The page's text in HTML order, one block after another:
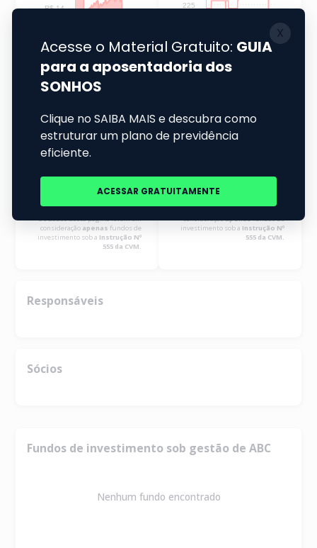
R$ 4 mi
R$ 8 mi
mi
R$ 14
consideração apenas fundos de
investimento sob a Instrução Nº
555 da CVM.
0
50
75
150
175
225
Os dados desta página levam em
investimento sob a Instrução Nº
555 da CVM.
Responsáveis
Sócios
Fundos de investimento sob gestão de ABC
Nenhum fundo encontrado